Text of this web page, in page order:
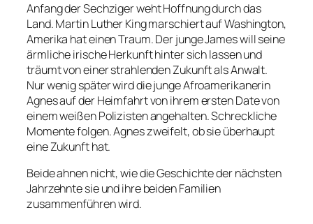
Anfang der Sechziger weht Hoffnung durch das
Land. Martin Luther King marschiert auf Washington,
Amerika hat einen Traum. Der junge James will seine
ärmliche irische Herkunft hinter sich lassen und
träumt von einer strahlenden Zukunft als Anwalt.
Nur wenig später wird die junge Afroamerikanerin
Agnes auf der Heimfahrt von ihrem ersten Date von
einem weißen Polizisten angehalten. Schreckliche
Momente folgen. Agnes zweifelt, ob sie überhaupt
eine Zukunft hat.
Beide ahnen nicht, wie die Geschichte der nächsten
Jahrzehnte sie und ihre beiden Familien
zusammenführen wird.